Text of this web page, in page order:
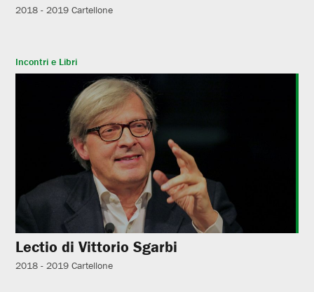
2018 - 2019 Cartellone
Incontri e Libri
Lectio di Vittorio Sgarbi
2018 - 2019 Cartellone